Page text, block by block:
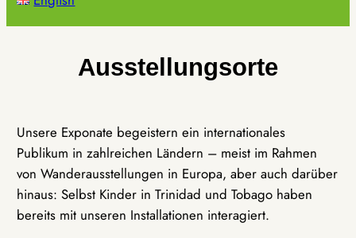
Ausstellungsorte
Unsere Exponate begeistern ein internationales
Publikum in zahlreichen Ländern – meist im Rahmen
von Wanderausstellungen in Europa, aber auch darüber
hinaus: Selbst Kinder in Trinidad und Tobago haben
bereits mit unseren Installationen interagiert.